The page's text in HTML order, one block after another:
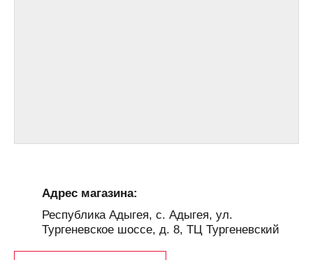
Адрес магазина:
Республика Адыгея, с. Адыгея, ул.
Тургеневское шоссе, д. 8, ТЦ Тургеневский